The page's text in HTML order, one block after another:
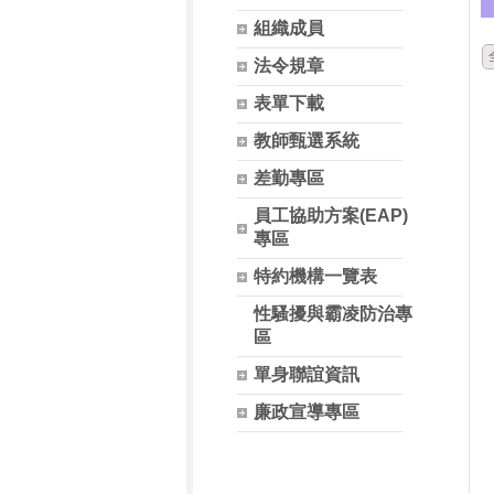
組織成員
法令規章
表單下載
教師甄選系統
差勤專區
員工協助方案(EAP)
專區
特約機構一覽表
性騷擾與霸凌防治專
區
單身聯誼資訊
廉政宣導專區